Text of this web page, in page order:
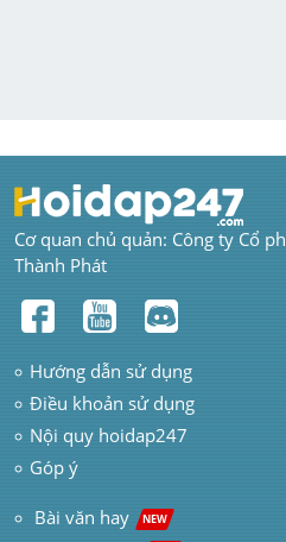
Cơ quan chủ quản: Công ty Cổ
Thành Phát
Hướng dẫn sử dụng
Điều khoản sử dụng
Nội quy hoidap247
Góp ý
Bài văn hay NEW